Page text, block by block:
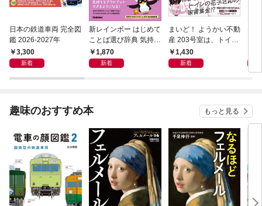
日本の鉄道車両 完全図
鑑 2026-2027年
3,300
新着
新レインボー はじめて
ことば選び辞典 気持ち
のことば
1,870
新着
まいど！ ようかい不動
産 203号室は、トイレ
の花子さんの部屋？
1,430
新着
趣味のおすすめ本 もっと見る